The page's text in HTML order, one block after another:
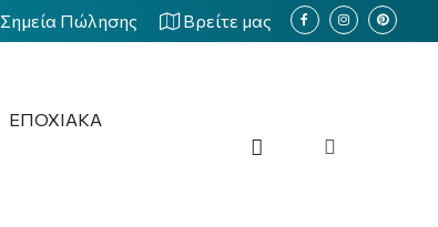
Σημεία Πώλησης Βρείτε μας
ΕΠΟΧΙΑΚΑ